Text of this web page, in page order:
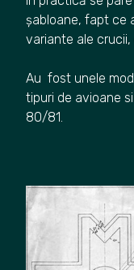
șabloane, fapt ce
variante ale
Au fost unele
tipuri de avioane
80/81.